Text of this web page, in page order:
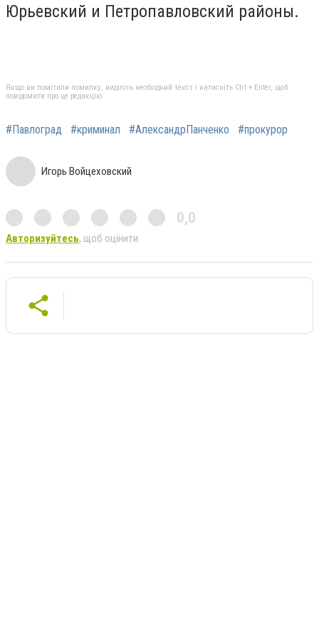
Юрьевский и Петропавловский районы.
Якщо ви помітили помилку, виділіть необхідний текст і натисніть Ctrl + Enter, щоб
повідомити про це редакцію
#Павлоград #криминал #АлександрПанченко #прокурор
Игорь Войцеховский
0,0
Авторизуйтесь, щоб оцінити